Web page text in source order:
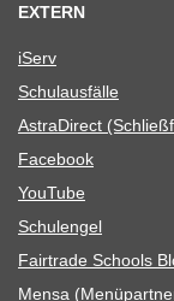
EXTERN
iServ
Schul­aus­fälle
Astra­Di­rect
Face­book
You­Tube
Schul­en­gel
Fair­trade Schools
Mensa